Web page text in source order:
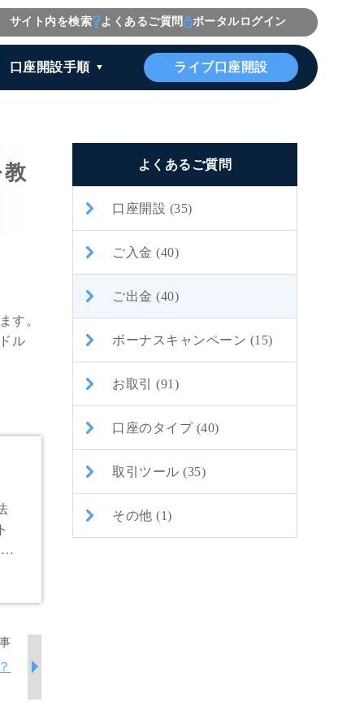
サイト内を検索 よくあるご質問 ポータルログイン
口座開設手順 ライブ口座開設
す。
ル
よくあるご質問
口座開設 (35)
ご入金 (40)
ご出金 (40)
ボーナスキャンペーン (15)
お取引 (91)
口座のタイプ (40)
取引ツール (35)
その他 (1)